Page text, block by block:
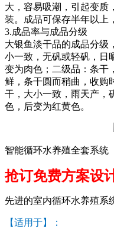
大，容易吸潮，引起变质
装。成品可保存半年以上
3.成品率与成品分级
大银鱼淡干品的成品分级
小一致，无矾或轻矾，日
变为肉色；二级品：条干
鲜，条干圆而稍曲，收购
干，大小一致，雨天产，
色，后变为红黄色。
智能循环水养殖全套系统
抢订免费方案设
先进的室内循环水养殖系
【适用于】：